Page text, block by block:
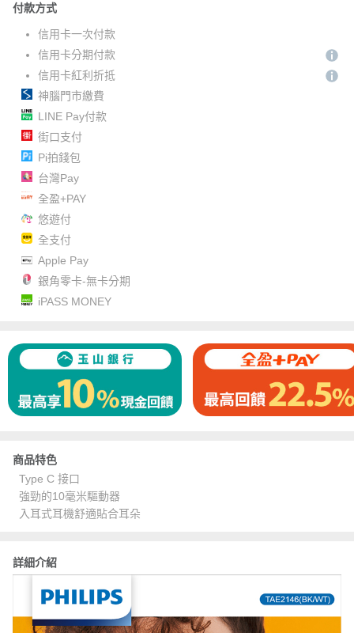
付款方式
信用卡一次付款
信用卡分期付款
信用卡紅利折抵
神腦門市繳費
LINE Pay付款
街口支付
Pi拍錢包
台灣Pay
全盈+PAY
悠遊付
全支付
Apple Pay
銀角零卡-無卡分期
iPASS MONEY
商品特色
Type C 接口
強勁的10毫米驅動器
入耳式耳機舒適貼合耳朵
詳細介紹